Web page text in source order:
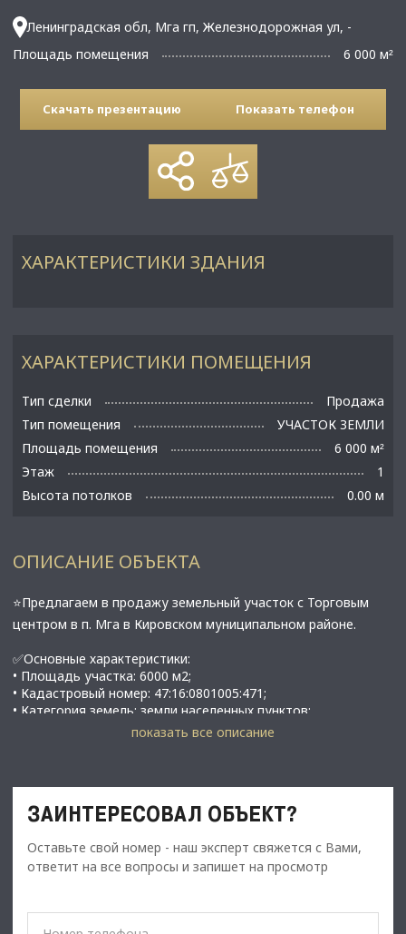
Ленинградская обл, Мга гп, Железнодорожная ул, -
Площадь помещения
6 000 м²
Скачать презентацию Показать телефон
ХАРАКТЕРИСТИКИ ПОМЕЩЕНИЯ
Тип сделки
Продажа
Тип помещения
УЧАСТОК ЗЕМЛИ
Площадь помещения
6 000 м²
Этаж
1
Высота потолков
0.00 м
ХАРАКТЕРИСТИКИ ЗДАНИЯ
ОПИСАНИЕ ОБЪЕКТА
⭐Предлагаем в продажу земельный участок с Торговым
центром в п. Мга в Кировском муниципальном районе.
✅Основные характеристики:
• Площадь участка: 6000 м2;
• Кадастровый номер: 47:16:0801005:471;
• Категория земель: земли населенных пунктов;
• Виды разрешенного использования: для размещения и
газ по границе),
•​​​​​​​ Вода: проведена, но нет договора на потребление.
На участке: произведена отборка грунта, снят
⭐Стоимость, условия сделки:
показать все описание
ЗАИНТЕРЕСОВАЛ ОБЪЕКТ?
Оставьте свой номер - наш эксперт свяжется с Вами,
ответит на все вопросы и запишет на просмотр